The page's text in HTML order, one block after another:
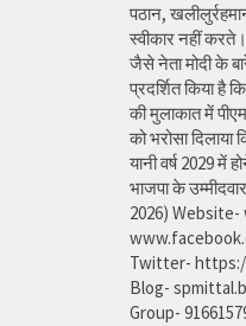
पठान,
स्वीकार नहीं
जैसे नेता मोदी के
प्रदर्शित किया है
की मुलाकात में
को भरोसा दिलाया
यानी वर्ष 2029 में
भाजपा के
2026)
Twitter-
Blog-
Group-